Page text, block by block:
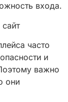
входа.
часто
и
важно
они